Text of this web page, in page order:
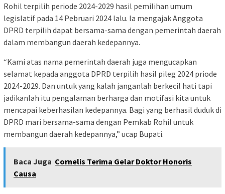
Rohil terpilih periode 2024-2029 hasil pemilihan umum
legislatif pada 14 Pebruari 2024 lalu. Ia mengajak Anggota
DPRD terpilih dapat bersama-sama dengan pemerintah daerah
dalam membangun daerah kedepannya.
“Kami atas nama pemerintah daerah juga mengucapkan
selamat kepada anggota DPRD terpilih hasil pileg 2024 priode
2024-2029. Dan untuk yang kalah janganlah berkecil hati tapi
jadikanlah itu pengalaman berharga dan motifasi kita untuk
mencapai keberhasilan kedepannya. Bagi yang berhasil duduk di
DPRD mari bersama-sama dengan Pemkab Rohil untuk
membangun daerah kedepannya,” ucap Bupati.
Baca Juga Cornelis Terima Gelar Doktor Honoris
Causa